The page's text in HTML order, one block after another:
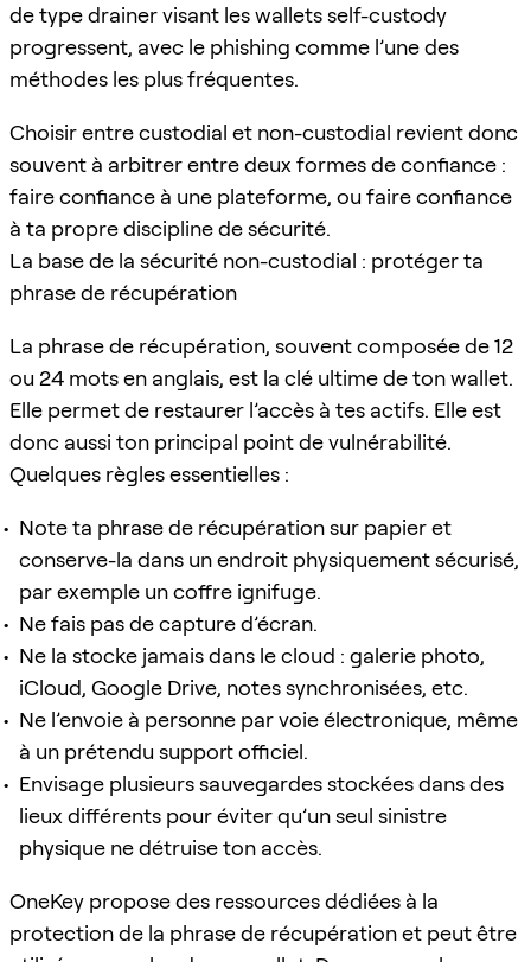
de type drainer visant les wallets self-custody
progressent, avec le phishing comme l’une des
méthodes les plus fréquentes.
Choisir entre custodial et non-custodial revient donc
souvent à arbitrer entre deux formes de confiance :
faire confiance à une plateforme, ou faire confiance
à ta propre discipline de sécurité.
La base de la sécurité non-custodial : protéger ta
phrase de récupération
La phrase de récupération, souvent composée de 12
ou 24 mots en anglais, est la clé ultime de ton wallet.
Elle permet de restaurer l’accès à tes actifs. Elle est
donc aussi ton principal point de vulnérabilité.
Quelques règles essentielles :
Note ta phrase de récupération sur papier et
conserve-la dans un endroit physiquement sécurisé,
par exemple un coffre ignifuge.
Ne fais pas de capture d’écran.
Ne la stocke jamais dans le cloud : galerie photo,
iCloud, Google Drive, notes synchronisées, etc.
Ne l’envoie à personne par voie électronique, même
à un prétendu support officiel.
Envisage plusieurs sauvegardes stockées dans des
lieux différents pour éviter qu’un seul sinistre
physique ne détruise ton accès.
OneKey propose des ressources dédiées à la
protection de la phrase de récupération et peut être